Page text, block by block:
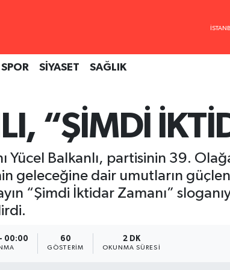
SPOR SİYASET SAĞLIK
“ŞİMDİ
Yücel Balkanlı, partisinin 39.
geleceğine dair umutların
“Şimdi İktidar Zamanı”
00:00 60
GÖSTERIM
2 DK
OKUNMA SÜRESI